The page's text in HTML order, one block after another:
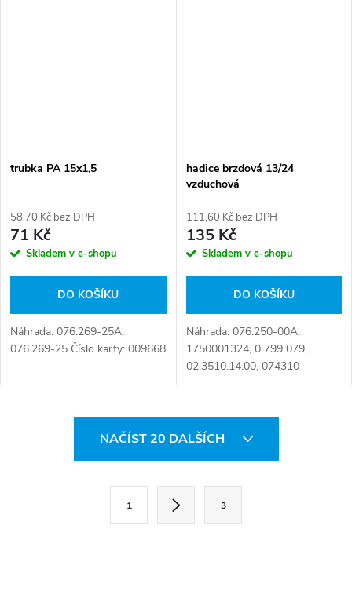
trubka PA 15x1,5
58,70 Kč bez DPH
71 Kč
Skladem v e-shopu
DO KOŠÍKU
Náhrada: 076.269-25A,
076.269-25 Číslo karty: 009668
hadice brzdová 13/24
vzduchová
111,60 Kč bez DPH
135 Kč
Skladem v e-shopu
DO KOŠÍKU
Náhrada: 076.250-00A,
1750001324, 0 799 079,
02.3510.14.00, 074310
013002, 076.250-00, 4 309
876 413 6, 916027 013006
Číslo karty: 004955
NAČÍST 20 DALŠÍCH
1 3